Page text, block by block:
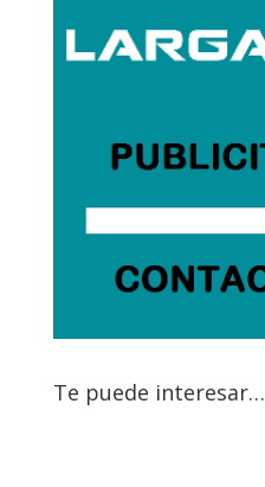
Te puede interesar…